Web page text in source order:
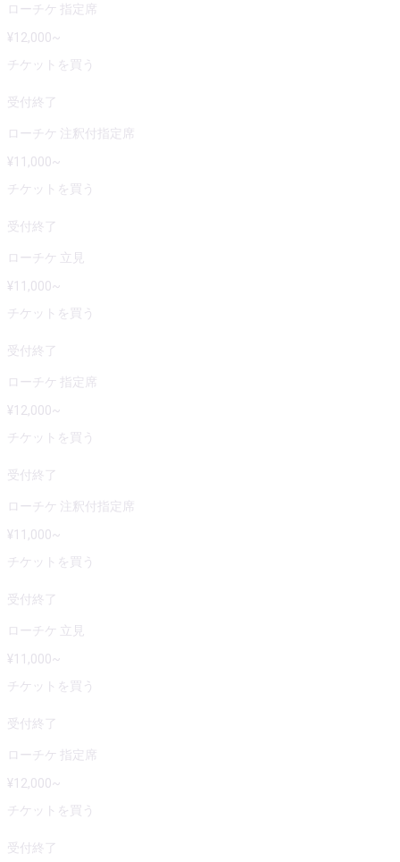
ローチケ 指定席
¥12,000~
チケットを買う
受付終了
ローチケ 注釈付指定席
¥11,000~
チケットを買う
受付終了
ローチケ 立見
¥11,000~
チケットを買う
受付終了
ローチケ 指定席
¥12,000~
チケットを買う
受付終了
ローチケ 注釈付指定席
¥11,000~
チケットを買う
受付終了
ローチケ 立見
¥11,000~
チケットを買う
受付終了
ローチケ 指定席
¥12,000~
チケットを買う
受付終了